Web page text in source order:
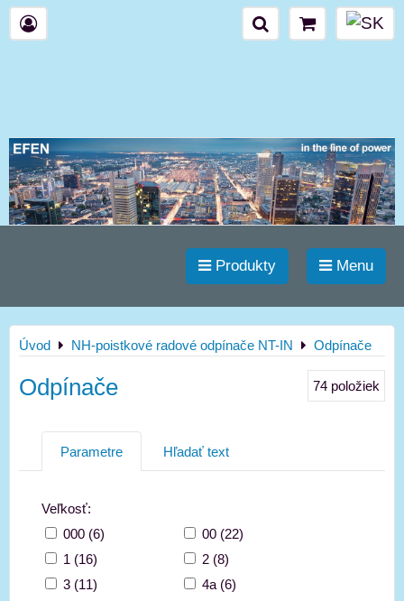
Produkty Menu
Úvod NH-poistkové radové odpínače NT-IN Odpínače
Odpínače 74 položiek
Parametre Hľadať text
Veľkosť:
000 (6)
00 (22)
1 (16)
2 (8)
3 (11)
4a (6)